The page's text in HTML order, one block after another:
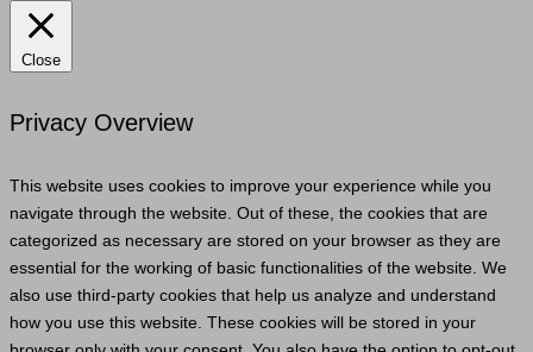
Close
Privacy Overview
This website uses cookies to improve your experience while you
navigate through the website. Out of these, the cookies that are
categorized as necessary are stored on your browser as they are
essential for the working of basic functionalities of the website. We
also use third-party cookies that help us analyze and understand
how you use this website. These cookies will be stored in your